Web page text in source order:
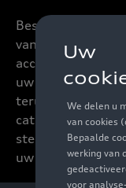
Beste
vanaf nu kan u het
accessoire
uw favoriete
terugvinden in
catalogus. Deze
steeds besteld
uw verdeler.